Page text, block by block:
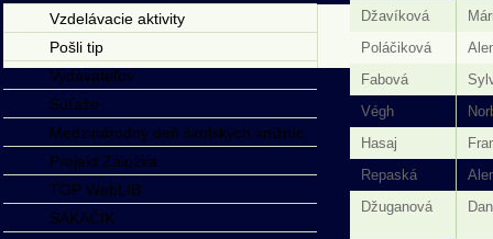
Džavíková
Poláčiková
Fabová
Végh
Hasaj
Repaská
Džuganová
Vzdelávacie aktivity
Pošli tip
Vydavateľov
Súťaže
Medzinárodný deň školských knižníc
Projekt Záložka
TOP WebLIB
SAKAČIK